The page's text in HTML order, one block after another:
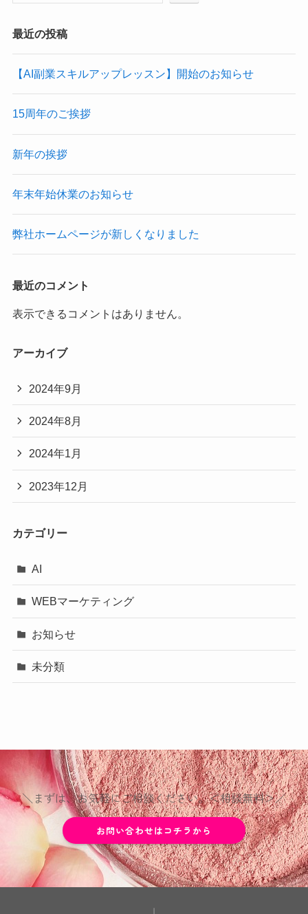
最近の投稿
【AI副業スキルアップレッスン】開始のお知らせ
15周年のご挨拶
新年の挨拶
年末年始休業のお知らせ
弊社ホームページが新しくなりました
最近のコメント
表示できるコメントはありません。
アーカイブ
2024年9月
2024年8月
2024年1月
2023年12月
カテゴリー
AI
WEBマーケティング
お知らせ
未分類
＼まずは、お気軽にご相談ください。＜相談無料＞／
お問い合わせはコチラから